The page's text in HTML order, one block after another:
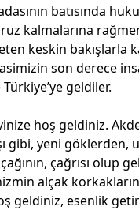
batısında
kalmalarına
keskin bakışlarla
son derece
geldiler.
hoş geldiniz.
gibi, yeni göklerden,
çağrısı olup
alçak
geldiniz, esenlik